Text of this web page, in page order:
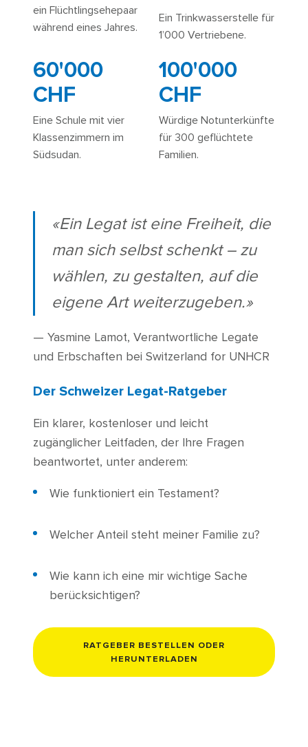
ein Flüchtlingsehepaar
während eines Jahres.
Ein Trinkwasserstelle für
1’000 Vertriebene.
60'000
CHF
Eine Schule mit vier
Klassenzimmern im
Südsudan.
100'000
CHF
Würdige Notunterkünfte
für 300 geflüchtete
Familien.
«Ein Legat ist eine Freiheit, die
man sich selbst schenkt – zu
wählen, zu gestalten, auf die
eigene Art weiterzugeben.»
— Yasmine Lamot, Verantwortliche Legate
und Erbschaften bei Switzerland for UNHCR
Der Schweizer Legat-Ratgeber
Ein klarer, kostenloser und leicht
zugänglicher Leitfaden, der Ihre Fragen
beantwortet, unter anderem:
Wie funktioniert ein Testament?
Welcher Anteil steht meiner Familie zu?
Wie kann ich eine mir wichtige Sache
berücksichtigen?
RATGEBER BESTELLEN ODER
HERUNTERLADEN